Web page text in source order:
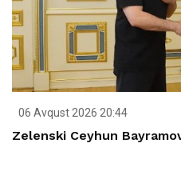
06 Avqust 2026 20:44
Zelenski Ceyhun